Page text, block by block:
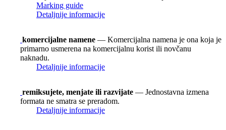
Marking guide
Detaljnije informacije
komercijalne namene — Komercijalna namena je ona koja je
primarno usmerena na komercijalnu korist ili novčanu
naknadu.
Detaljnije informacije
remiksujete, menjate ili razvijate — Jednostavna izmena
formata ne smatra se preradom.
Detaljnije informacije